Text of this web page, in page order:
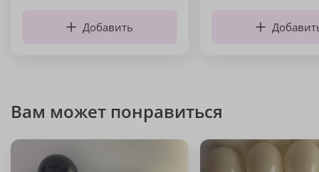
Добавить
Вам может понравиться